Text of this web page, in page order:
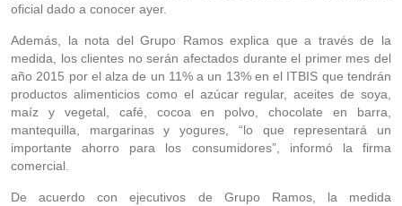
oficial dado a conocer ayer.
Además, la nota del Grupo Ramos explica que a través de la
medida, los clientes no serán afectados durante el primer mes del
año 2015 por el alza de un 11% a un 13% en el ITBIS que tendrán
productos alimenticios como el azúcar regular, aceites de soya,
maíz y vegetal, café, cocoa en polvo, chocolate en barra,
mantequilla, margarinas y yogures, “lo que representará un
importante ahorro para los consumidores”, informó la firma
comercial.
De acuerdo con ejecutivos de Grupo Ramos, la medida